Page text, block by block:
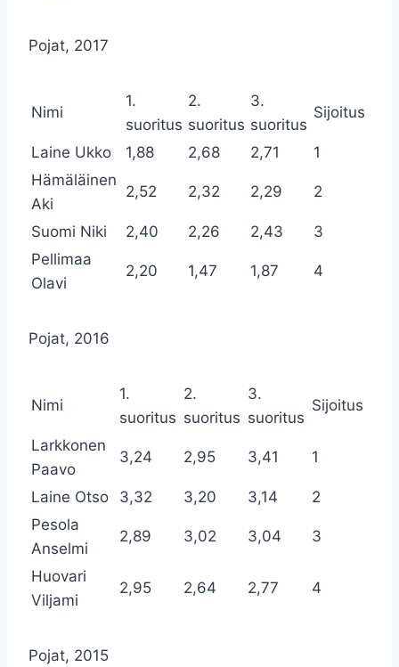
Pojat, 2017
Nimi
1.
suoritus
2.
suoritus
3.
suoritus
Sijoitus
Laine Ukko 1,88 2,68 2,71
1
Hämäläinen
Aki
2,52 2,32 2,29 2
Suomi Niki 2,40 2,26 2,43
3
Pellimaa
Olavi
2,20 1,47 1,87 4
Pojat, 2016
Nimi
1.
suoritus
2.
suoritus
3.
suoritus
Sijoitus
Larkkonen
Paavo
3,24 2,95 3,41 1
Laine Otso 3,32 3,20 3,14
2
Pesola
Anselmi
2,89 3,02 3,04 3
Huovari
Viljami
2,95 2,64 2,77 4
Pojat, 2015